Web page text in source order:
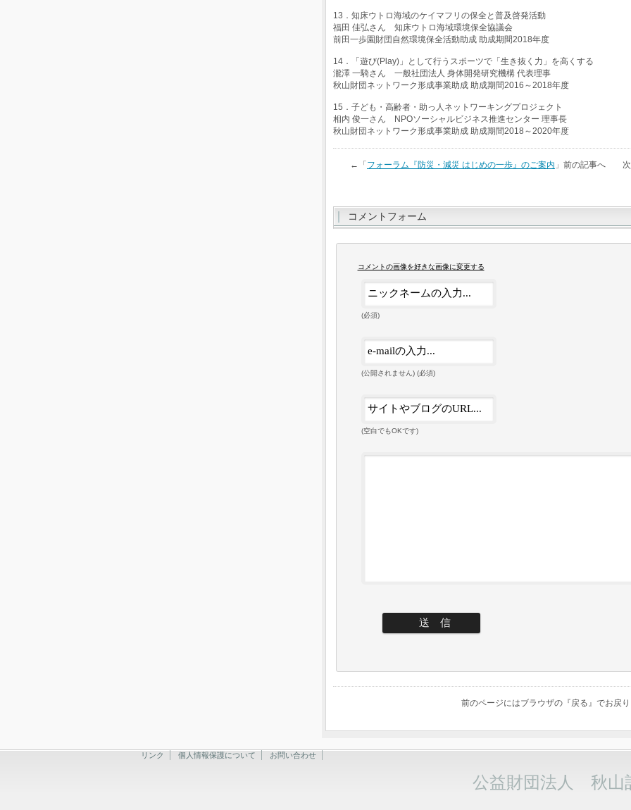
13．知床ウトロ海域のケイマフリの保全と普及啓発活動
福田 佳弘さん 知床ウトロ海域環境保全協議会
前田一歩園財団自然環境保全活動助成 助成期間2018年度
14．「遊び(Play)」として行うスポーツで「生き抜く力」を高くする
瀧澤 一騎さん 一般社団法人 身体開発研究機構 代表理事
秋山財団ネットワーク形成事業助成 助成期間2016～2018年度
15．子ども・高齢者・助っ人ネットワーキングプロジェクト
相内 俊一さん NPOソーシャルビジネス推進センター 理事長
秋山財団ネットワーク形成事業助成 助成期間2018～2020年度
←「 フォーラム『防災・減災 はじめの一歩』のご案内 」前の記事へ 次
コメントフォーム
コメントの画像を好きな画像に変更する
(必須)
(公開されません) (必須)
(空白でもOKです)
前のページにはブラウザの『戻る』でお戻
リンク 個人情報保護について お問い合わせ
公益財団法人 秋山